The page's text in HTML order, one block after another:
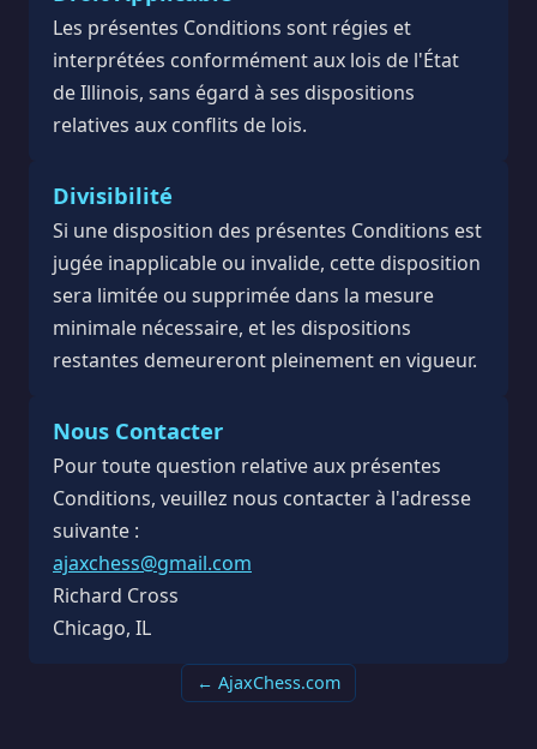
Les présentes Conditions sont régies et
interprétées conformément aux lois de l'État
de Illinois, sans égard à ses dispositions
relatives aux conflits de lois.
Divisibilité
Si une disposition des présentes Conditions est
jugée inapplicable ou invalide, cette disposition
sera limitée ou supprimée dans la mesure
minimale nécessaire, et les dispositions
restantes demeureront pleinement en vigueur.
Nous Contacter
Pour toute question relative aux présentes
Conditions, veuillez nous contacter à l'adresse
suivante :
ajaxchess@gmail.com
Richard Cross
Chicago, IL
← AjaxChess.com